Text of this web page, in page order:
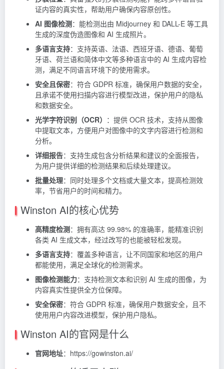
证内容的真实性，帮助用户确保内容原创性。
AI 图像检测：能检测出由 Midjourney 和 DALL-E 等工具
生成的深度伪造图像和 AI 生成照片。
多语言支持：支持英语、法语、西班牙语、德语、葡萄
牙语、荷兰语和简体中文等多种语言中的 AI 生成内容检
测，满足不同语言环境下的使用需求。
安全且保密：符合 GDPR 标准，确保用户数据的安全，
且承诺不使用扫描内容进行模型改进，保护用户的隐私
和数据安全。
光学字符识别（OCR） ：提供 OCR 技术，支持从图像
中提取文本，方便用户对图像中的文字内容进行检测和
分析。
详细报告：支持生成包含分析结果和建议的全面报告，
为用户提供详细的检测结果和后续处理建议。
批量处理：同时处理多个文档或大量文本，提高检测效
率，节省用户的时间和精力。
Winston AI的核心优势
高精度检测：拥有高达 99.98% 的准确率，能精准识别
各类 AI 生成文本，经过改写的也能被轻松发现。
多语言支持：覆盖多种语言，让不同国家和地区的用户
都能使用，满足全球化的检测需求。
图像检测能力：支持检测文本和识别 AI 生成的图像，为
内容真实性提供全方位保障。
安全保密：符合 GDPR 标准，确保用户数据安全，且不
使用用户内容改进模型，保护用户隐私。
Winston AI的官网是什么
官网地址：https://gowinston.ai/